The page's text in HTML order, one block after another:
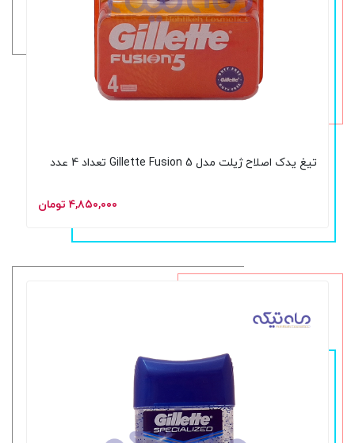
تیغ یدک اصلاح ژیلت مدل Gillette Fusion 5 تعداد 4 عدد
۴,۸۵۰,۰۰۰ تومان